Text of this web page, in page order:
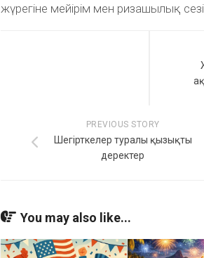
жүрегіне мейірім мен ризашылық
PREVIOUS STORY
Шегірткелер туралы қызықты
деректер
You may also like...